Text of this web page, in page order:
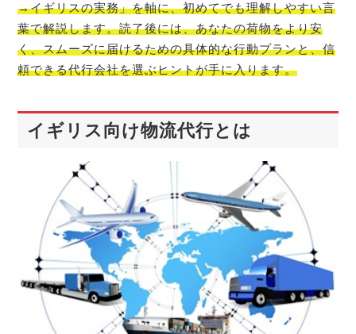
→イギリスの実務」を軸に、初めてでも理解しやすい言
葉で解説します。読了後には、あなたの荷物をより安
く、スムーズに届けるための具体的な行動プランと、信
頼できる代行会社を選ぶヒントが手に入ります。
イギリス向け物流代行とは